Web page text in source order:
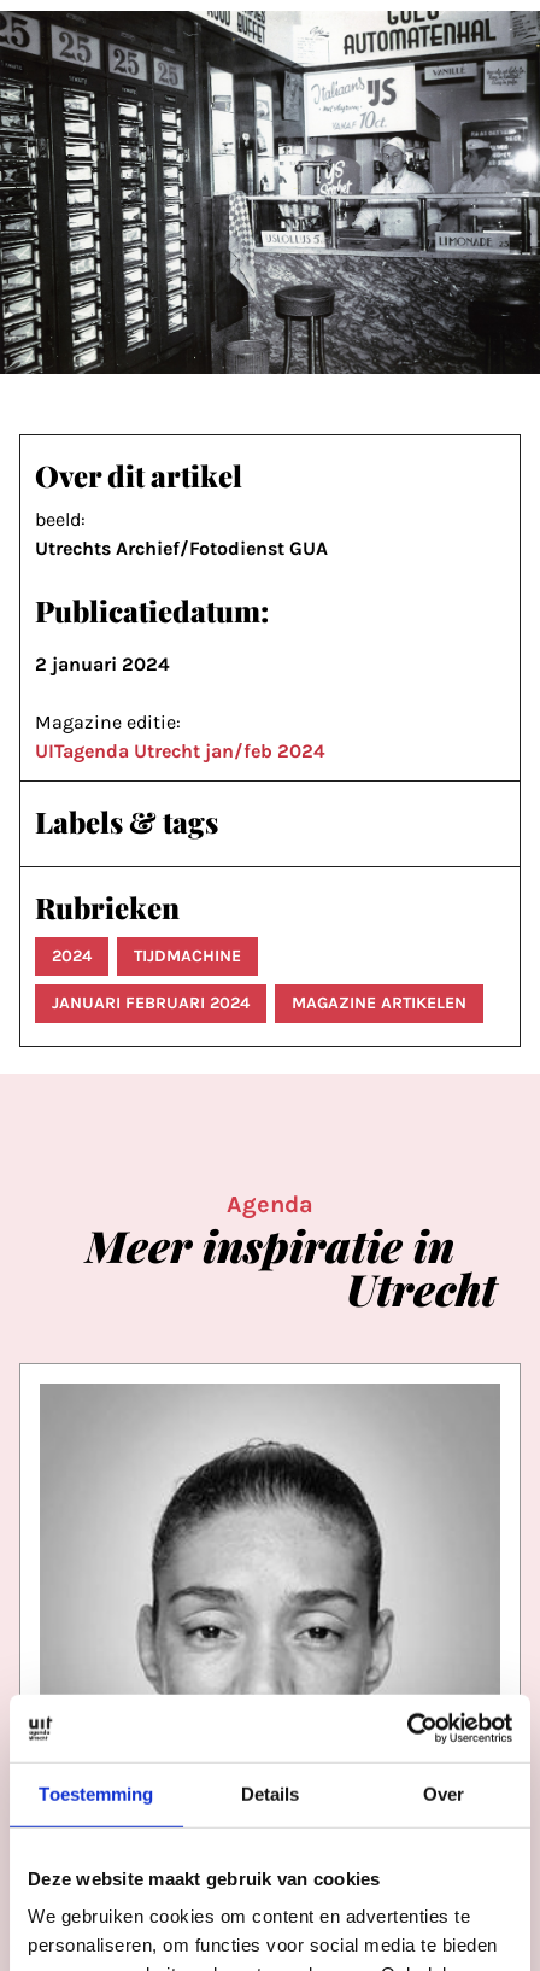
Toestemming Details Over
Deze website maakt gebruik van cookies
We gebruiken cookies om content en advertenties te
personaliseren, om functies voor social media te bieden
Over dit artikel
beeld:
Utrechts Archief/Fotodienst GUA
Publicatiedatum:
2 januari 2024
Magazine editie:
UITagenda Utrecht jan/feb 2024
Labels & tags
Rubrieken
2024 TIJDMACHINE
JANUARI FEBRUARI 2024 MAGAZINE ARTIKELEN
Agenda
Meerinspiratiein
Utrecht